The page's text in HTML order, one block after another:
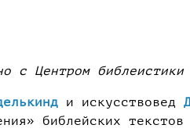
с Центром
и искусствовед
библейских